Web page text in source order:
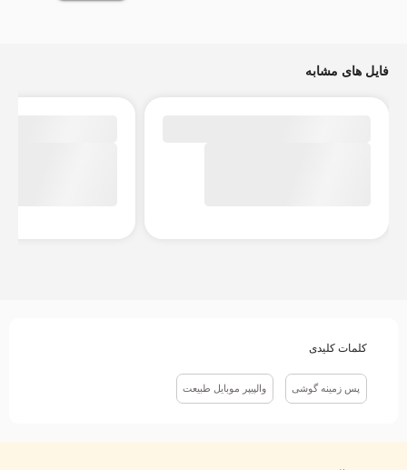
فایل های مشابه
کلمات کلیدی
پس زمینه گوشی والپیپر موبایل طبیعت